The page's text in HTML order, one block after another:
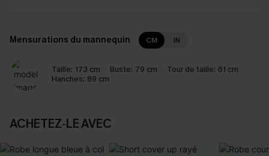
Mensurations du mannequin CM IN
Taille: 173 cm Buste: 79 cm Tour de taille: 61 cm
Hanches: 89 cm
ACHETEZ‑LE AVEC